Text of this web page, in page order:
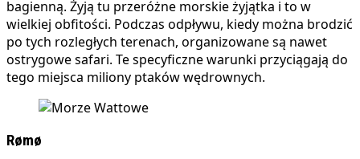
bagienną. Żyją tu przeróżne morskie żyjątka i to w
wielkiej obfitości. Podczas odpływu, kiedy można brodzić
po tych rozległych terenach, organizowane są nawet
ostrygowe safari. Te specyficzne warunki przyciągają do
tego miejsca miliony ptaków wędrownych.
Rømø